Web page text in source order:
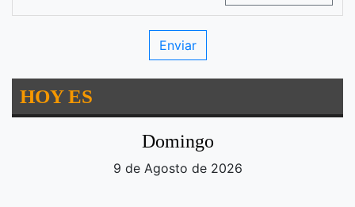
HOY ES
Domingo
9 de Agosto de 2026